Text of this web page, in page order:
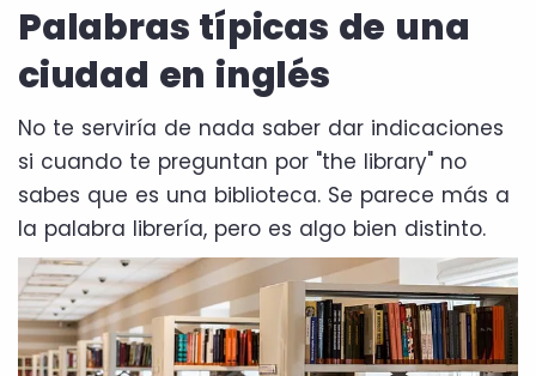
Palabras típicas de una
ciudad en inglés
No te serviría de nada saber dar indicaciones
si cuando te preguntan por "the library" no
sabes que es una biblioteca. Se parece más a
la palabra librería, pero es algo bien distinto.